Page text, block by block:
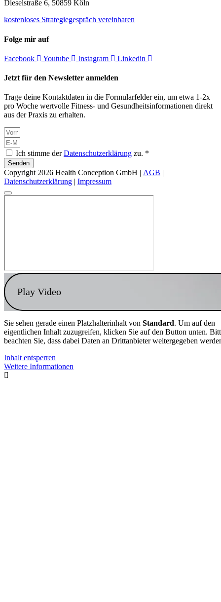
Dieselstraße 6, 50859 Köln
kostenloses Strategiegespräch vereinbaren
Folge mir auf
Facebook Youtube Instagram Linkedin
Jetzt für den Newsletter anmelden
Trage deine Kontaktdaten in die Formularfelder ein, um etwa 1-2x
pro Woche wertvolle Fitness- und Gesundheitsinformationen direkt
aus der Praxis zu erhalten.
Ich stimme derDatenschutzerklärung zu. *
Senden
Copyright 2026 Health Conception GmbH | AGB
Datenschutzerklärung
Impressum
Play Video
Sie sehen gerade einen Platzhalterinhalt von Standard. Um auf den
eigentlichen Inhalt zuzugreifen, klicken Sie auf den Button unten.
beachten Sie, dass dabei Daten an Drittanbieter weitergegeben
Inhalt entsperren
Weitere Informationen